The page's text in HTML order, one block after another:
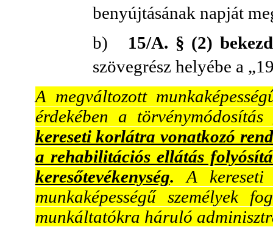
benyújtásának napját
b)
15/A. § (2)
szövegrész helyébe a
A megváltozott
érdekében a törvénymódosítás
kereseti korlátra vonatkozó
a rehabilitációs ellátás
keresőtevékenység.A
munkaképességű személyek
munkáltatókra háruló